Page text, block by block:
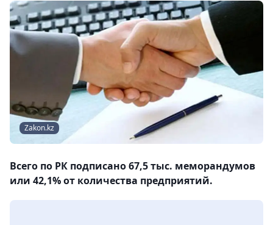
Zakon.kz
Всего по РК подписано 67,5 тыс. меморандумов
или 42,1% от количества предприятий.